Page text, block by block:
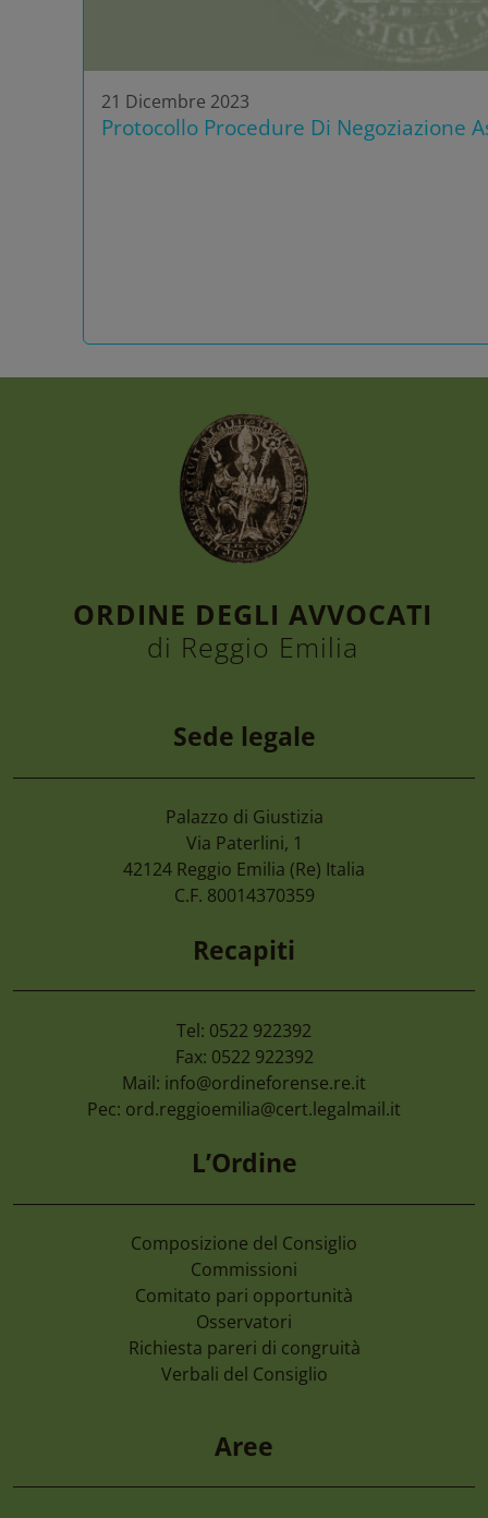
21 Dicembre 2023
Protocollo Procedure Di Negoziazione
7 Agosto 2026
Assunzioni Nei Comuni Con Con
Idonei – Candidature Dal 15 Al 30
ORDINE DEGLI AVVOCATI
di Reggio Emilia
Sede legale
Palazzo di Giustizia
Via Paterlini, 1
42124 Reggio Emilia (Re) Italia
C.F. 80014370359
Recapiti
Tel: 0522 922392
Fax: 0522 922392
Mail: info@ordineforense.re.it
Pec: ord.reggioemilia@cert.legalmail.it
L’Ordine
Composizione del Consiglio
Commissioni
Comitato pari opportunità
Osservatori
Richiesta pareri di congruità
Verbali del Consiglio
Aree